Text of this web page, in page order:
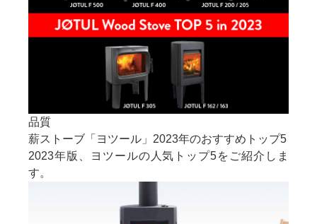
品質
薪ストーブ「ヨツール」2023年のおすすめトップ5
2023年版、ヨツールの人気トップ5をご紹介しま
す。